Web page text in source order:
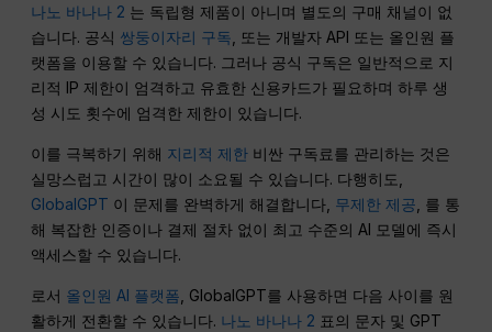
나노 바나나 2 는 독립형 제품이 아니며 별도의 구매 채널이 없
습니다. 공식 쌍둥이자리 구독 , 또는 개발자 API 또는 올인원 플
랫폼을 이용할 수 있습니다. 그러나 공식 구독은 일반적으로 지
리적 IP 제한이 엄격하고 유효한 신용카드가 필요하며 하루 생
성 시도 횟수에 엄격한 제한이 있습니다.
이를 극복하기 위해 지리적 제한 비싼 구독료를 관리하는 것은
실망스럽고 시간이 많이 소요될 수 있습니다. 다행히도,
GlobalGPT 이 문제를 완벽하게 해결합니다, 무제한 제공 , 를 통
해 복잡한 인증이나 결제 절차 없이 최고 수준의 AI 모델에 즉시
액세스할 수 있습니다.
로서 올인원 AI 플랫폼, GlobalGPT를 사용하면 다음 사이를 원
활하게 전환할 수 있습니다. 나노 바나나 2 표의 문자 및 GPT